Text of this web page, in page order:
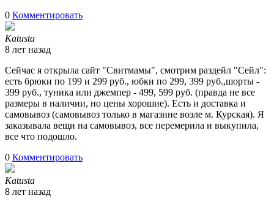
0 Комментировать
Katusta
8 лет назад
Сейчас я открыла сайт "Свитмамы", смотрим раздейл "Сейл":
есть брюки по 199 и 299 руб., юбки по 299, 399 руб.,шорты -
399 руб., туника или джемпер - 499, 599 руб. (правда не все
размеры в наличии, но цены хорошие). Есть и доставка и
самовывоз (самовывоз только в магазине возле м. Курская). Я
заказывала вещи на самовывоз, все перемерила и выкупила,
все что подошло.
0 Комментировать
Katusta
8 лет назад